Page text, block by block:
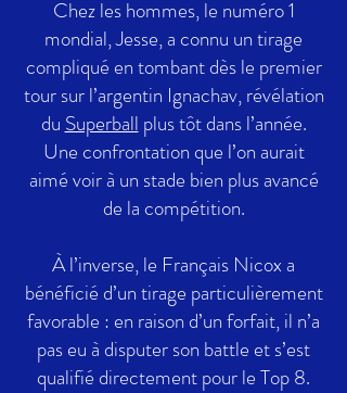
Chez les hommes, le numéro 1
mondial, Jesse, a connu un tirage
compliqué en tombant dès le premier
tour sur l’argentin Ignachav, révélation
du Superball plus tôt dans l’année.
Une confrontation que l’on aurait
aimé voir à un stade bien plus avancé
de la compétition.
À l’inverse, le Français Nicox a
bénéficié d’un tirage particulièrement
favorable : en raison d’un forfait, il n’a
pas eu à disputer son battle et s’est
qualifié directement pour le Top 8.